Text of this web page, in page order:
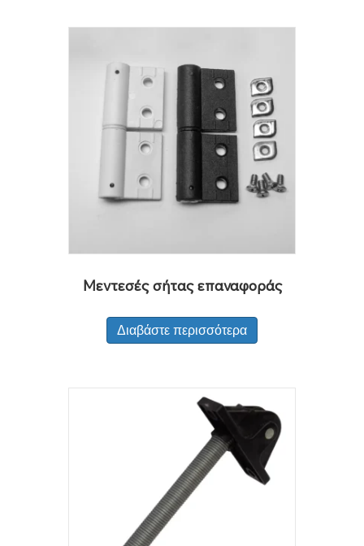
Μεντεσές σήτας επαναφοράς
Διαβάστε περισσότερα